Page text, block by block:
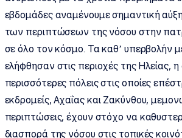
εβδομάδες αναμένουμε σημαντική
των περιπτώσεων της νόσου στην
σε όλο τον κόσμο. Τα καθ’ υπερβολήν
ελήφθησαν στις περιοχές της Ηλείας, η
περισσότερες πόλεις στις οποίες
εκδρομείς, Αχαΐας και Ζακύνθου,
περιπτώσεις, έχουν στόχο να
διασπορά της νόσου στις τοπικές